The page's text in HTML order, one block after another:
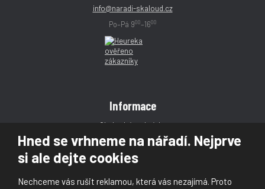
Hned se vrhneme na nářadí. Nejprve
si ale dejte cookies
Nechceme vás rušit reklamou, která vás nezajímá. Proto
info@naradi-skaloud.cz
Po–Pá 900–1600
Informace
Obchodní podmínky
Reklamace
Magazín